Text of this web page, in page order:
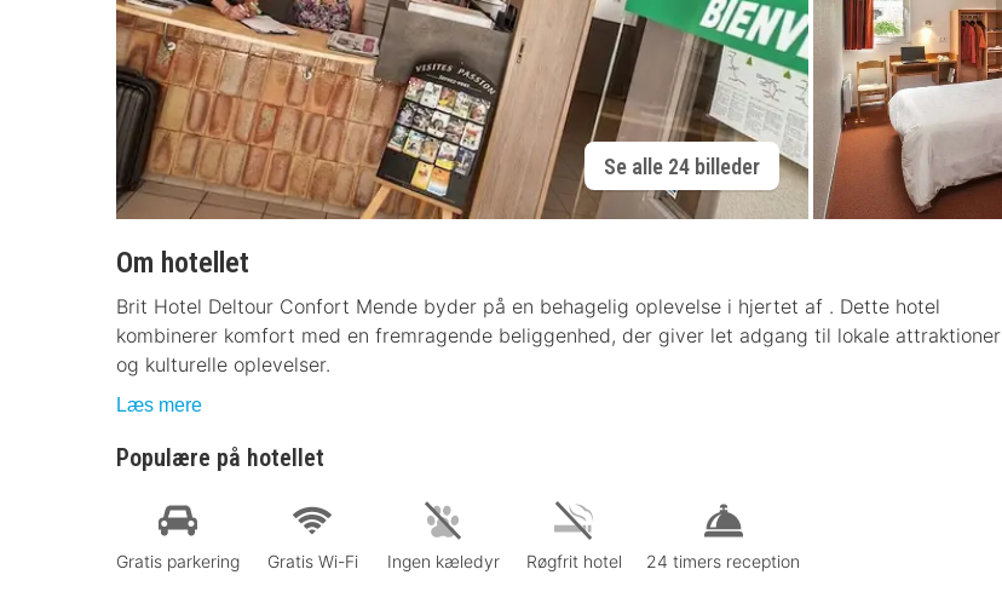
Se alle 24 billeder
Om hotellet
Brit Hotel Deltour Confort Mende byder på en behagelig oplevelse i hjertet af . Dette hotel
kombinerer komfort med en fremragende beliggenhed, der giver let adgang til lokale attraktioner
og kulturelle oplevelser.
Læs mere
Populære på hotellet
Gratis parkering Gratis Wi-Fi Ingen kæledyr Røgfrit hotel 24 timers reception